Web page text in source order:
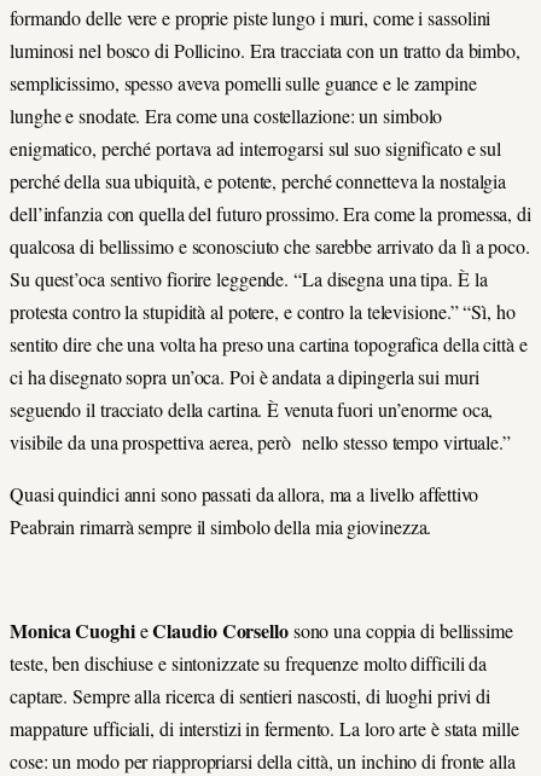
formando delle vere e proprie piste lungo i muri, come i sassolini
luminosi nel bosco di Pollicino. Era tracciata con un tratto da bimbo,
semplicissimo, spesso aveva pomelli sulle guance e le zampine
lunghe e snodate. Era come una costellazione: un simbolo
enigmatico, perché portava ad interrogarsi sul suo significato e sul
perché della sua ubiquità, e potente, perché connetteva la nostalgia
dell’infanzia con quella del futuro prossimo. Era come la promessa, di
qualcosa di bellissimo e sconosciuto che sarebbe arrivato da lì a poco.
Su quest’oca sentivo fiorire leggende. “La disegna una tipa. È la
protesta contro la stupidità al potere, e contro la televisione.” “Sì, ho
sentito dire che una volta ha preso una cartina topografica della città e
ci ha disegnato sopra un’oca. Poi è andata a dipingerla sui muri
seguendo il tracciato della cartina. È venuta fuori un’enorme oca,
visibile da una prospettiva aerea, però nello stesso tempo virtuale.”
Quasi quindici anni sono passati da allora, ma a livello affettivo
Peabrain rimarrà sempre il simbolo della mia giovinezza.
Monica CuoghieClaudio Corsellosono una coppia di bellissime
teste, ben dischiuse e sintonizzate su frequenze molto difficili da
captare. Sempre alla ricerca di sentieri nascosti, di luoghi privi di
mappature ufficiali, di interstizi in fermento. La loro arte è stata mille
cose: un modo per riappropriarsi della città, un inchino di fronte alla